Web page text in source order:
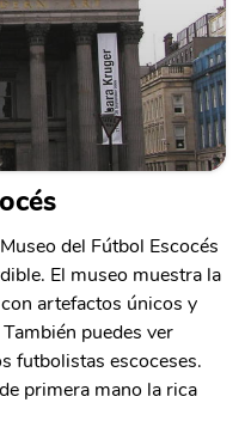
del Fútbol Escocés
El museo muestra la
artefactos únicos y
puedes ver
futbolistas escoceses.
primera mano la rica